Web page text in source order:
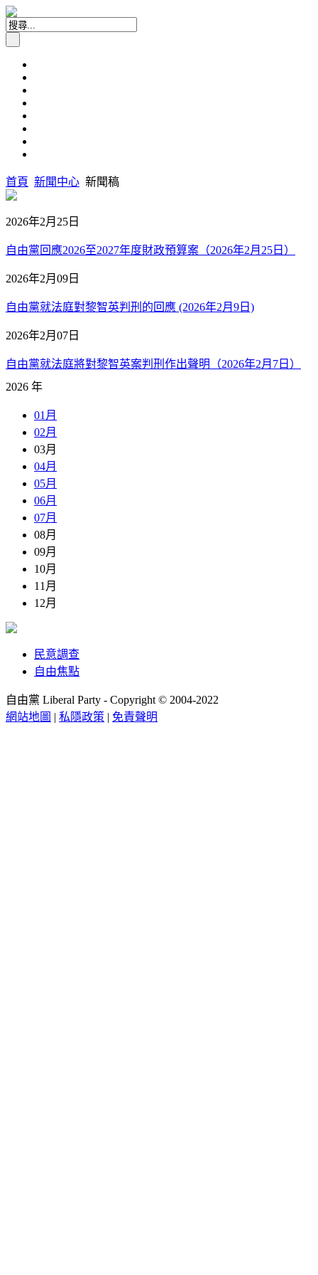
首頁 新聞中心 新聞稿
2026年2月25日
自由黨回應2026至2027年度財政預算案（2026年2月25日）
2026年2月09日
自由黨就法庭對黎智英判刑的回應 (2026年2月9日)
2026年2月07日
自由黨就法庭將對黎智英案判刑作出聲明（2026年2月7日）
2026 年
01月
02月
03月
04月
05月
06月
07月
08月
09月
10月
11月
12月
民意調查
自由焦點
自由黨 Liberal Party - Copyright © 2004-2022
網站地圖 | 私隱政策 | 免責聲明